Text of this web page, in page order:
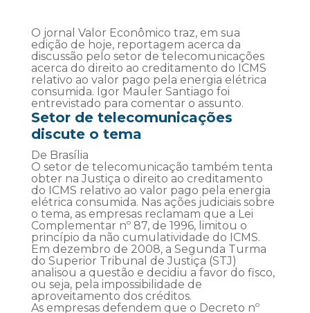
O jornal Valor Econômico traz, em sua
edição de hoje, reportagem acerca da
discussão pelo setor de telecomunicações
acerca do direito ao creditamento do ICMS
relativo ao valor pago pela energia elétrica
consumida. Igor Mauler Santiago foi
entrevistado para comentar o assunto.
Setor de telecomunicações
discute o tema
De Brasília
O setor de telecomunicação também tenta
obter na Justiça o direito ao creditamento
do ICMS relativo ao valor pago pela energia
elétrica consumida. Nas ações judiciais sobre
o tema, as empresas reclamam que a Lei
Complementar nº 87, de 1996, limitou o
princípio da não cumulatividade do ICMS.
Em dezembro de 2008, a Segunda Turma
do Superior Tribunal de Justiça (STJ)
analisou a questão e decidiu a favor do fisco,
ou seja, pela impossibilidade de
aproveitamento dos créditos.
As empresas defendem que o Decreto nº